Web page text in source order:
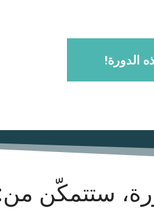
الدورة
ستتمكّن من